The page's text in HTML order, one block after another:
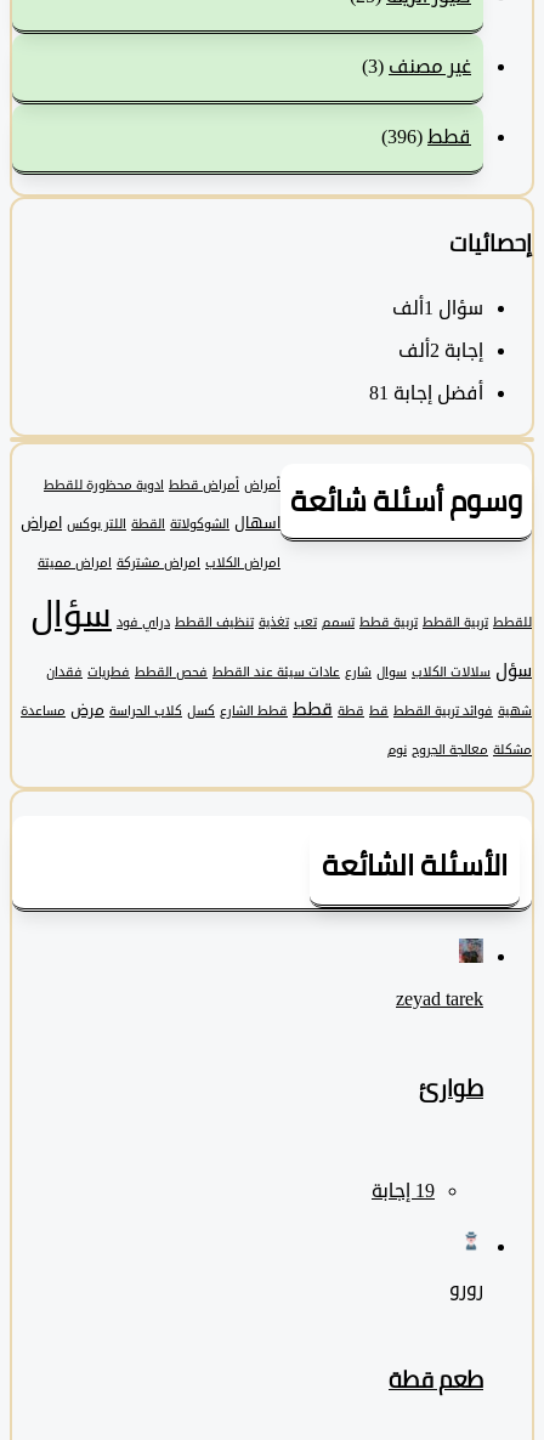
غير مصنف(3)
قطط (396)
سؤال1ألف
‫إجابة 2ألف
أفضل إجابة 81
أسئلة شائعة أمراض قطط ادوية محظورة للقطط
اسهال الشوكولاتة القطة اللتر بوكس امراض
امراض الكلاب امراض مشتركة امراض مميتة
تربية القطط تربية قطط تسمم تعب تغذية تنظيف القطط دراي فود سؤال
سلالات الكلاب سوال شارع عادات سيئة عند القطط فحص القطط فطريات فقدان
فوائد تربية القطط قط قطة قطط قطط الشارع كسل كلاب الحراسة مرض مساعدة
معالجة الجروح نوم
الشائعة
zeyad ‎tarek
طوارئ
طعم قطة